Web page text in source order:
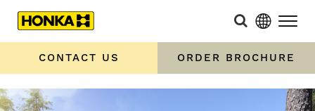
CONTACT US ORDER BROCHURE